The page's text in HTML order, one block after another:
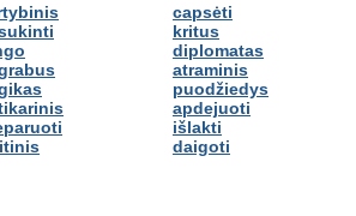
capsėti
kritus
diplomatas
atraminis
puodžiedys
apdejuoti
išlakti
daigoti